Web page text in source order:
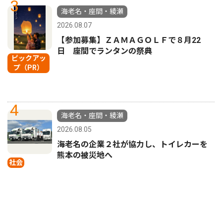
3
ピックアッ
プ（PR）
海老名・座間・綾瀬
2026.08.07
【参加募集】ＺＡＭＡＧＯＬＦで８月22
日 座間でランタンの祭典
4
社会
海老名・座間・綾瀬
2026.08.05
海老名の企業２社が協力し、トイレカーを
熊本の被災地へ